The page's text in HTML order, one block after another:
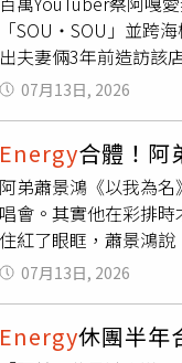
元、50ml／3,800元、
尾花與礦物香調描繪
張揚的香氣，它更像
氣，瓶身同樣令人著
啟一場屬於自己的療
（圖／品牌提供）今
Wellness」成為Z世代
淡香精系列，就是以
氣，將抽象情緒轉化
Recharge、Chill Zone
「 EnergyDrive能量驅
Recharge能量補給」
合梨子、薰衣草、乳
營造像午後陽光灑進
友跟聯繫廠商順延婚
凌，也捲入了這場逃
尋找不知情專業人士
優質演員形象大打折扣
「SOU・SOU」並跨
出夫妻倆3年前造訪該
起熱議。SOU・SOU
青山店的影片，直呼
「妳自己出就好啦」
都想要」，蔡阿嘎則
出，不少網友湧入留
愧是嘎哥說到做到，
達暖拋這承諾． 直擊
07月13日, 2026
Energy合體！
阿弟蕭景鴻《以我為
唱會。其實他在彩排
住紅了眼眶，蕭景鴻
『以我為名』舉辦的
天。」隨後牛奶、坤
07月13日, 2026
Energy休團半年